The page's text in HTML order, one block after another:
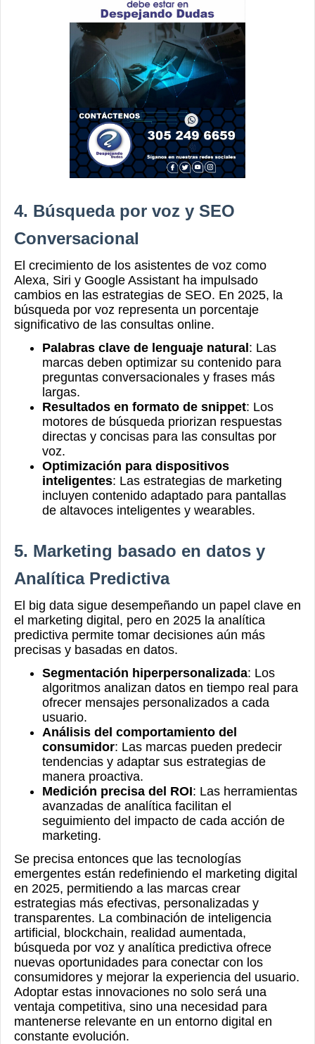
4. Búsqueda por voz y SEO
Conversacional
El crecimiento de los asistentes de voz como
Alexa, Siri y Google Assistant ha impulsado
cambios en las estrategias de SEO. En 2025, la
búsqueda por voz representa un porcentaje
significativo de las consultas online.
Palabras clave de lenguaje natural: Las
marcas deben optimizar su contenido para
preguntas conversacionales y frases más
largas.
Resultados en formato de snippet: Los
motores de búsqueda priorizan respuestas
directas y concisas para las consultas por
voz.
Optimización para dispositivos
inteligentes: Las estrategias de marketing
incluyen contenido adaptado para pantallas
de altavoces inteligentes y wearables.
5. Marketing basado en datos y
Analítica Predictiva
El big data sigue desempeñando un papel clave en
el marketing digital, pero en 2025 la analítica
predictiva permite tomar decisiones aún más
precisas y basadas en datos.
Segmentación hiperpersonalizada: Los
algoritmos analizan datos en tiempo real para
ofrecer mensajes personalizados a cada
usuario.
Análisis del comportamiento del
consumidor: Las marcas pueden predecir
tendencias y adaptar sus estrategias de
manera proactiva.
Medición precisa del ROI: Las herramientas
avanzadas de analítica facilitan el
seguimiento del impacto de cada acción de
marketing.
Se precisa entonces que las tecnologías
emergentes están redefiniendo el marketing digital
en 2025, permitiendo a las marcas crear
estrategias más efectivas, personalizadas y
transparentes. La combinación de inteligencia
artificial, blockchain, realidad aumentada,
búsqueda por voz y analítica predictiva ofrece
nuevas oportunidades para conectar con los
consumidores y mejorar la experiencia del usuario.
Adoptar estas innovaciones no solo será una
ventaja competitiva, sino una necesidad para
mantenerse relevante en un entorno digital en
constante evolución.